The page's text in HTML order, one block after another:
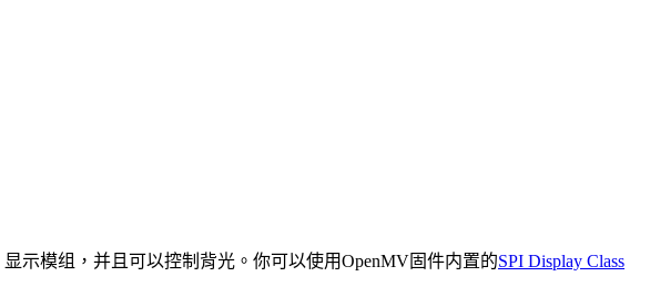
示模组，并且可以控制背光。你可以使用OpenMV固件内置的SPI Display Class